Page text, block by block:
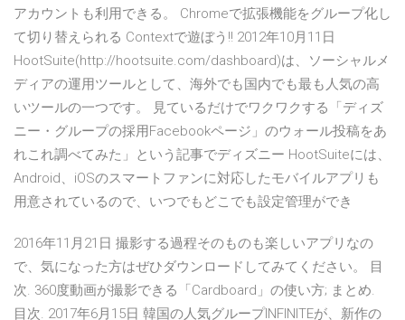
アカウントも利用できる。 Chromeで拡張機能をグループ化し
て切り替えられる Contextで遊ぼう!! 2012年10月11日
HootSuite(http://hootsuite.com/dashboard)は、ソーシャルメ
ディアの運用ツールとして、海外でも国内でも最も人気の高
いツールの一つです。 見ているだけでワクワクする「ディズ
ニー・グループの採用Facebookページ」のウォール投稿をあ
れこれ調べてみた」という記事でディズニー HootSuiteには、
Android、iOSのスマートファンに対応したモバイルアプリも
用意されているので、いつでもどこでも設定管理ができ
2016年11月21日 撮影する過程そのものも楽しいアプリなの
で、気になった方はぜひダウンロードしてみてください。 目
次. 360度動画が撮影できる「Cardboard」の使い方; まとめ.
目次. 2017年6月15日 韓国の人気グループINFINITEが、新作の